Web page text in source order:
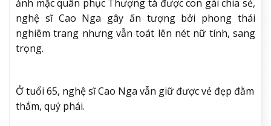
ảnh mặc quân phục Thượng tá được con gái chia sẻ,
nghệ sĩ Cao Nga gây ấn tượng bởi phong thái
nghiêm trang nhưng vẫn toát lên nét nữ tính, sang
trọng.
Ở tuổi 65, nghệ sĩ Cao Nga vẫn giữ được vẻ đẹp đằm
thắm, quý phái.